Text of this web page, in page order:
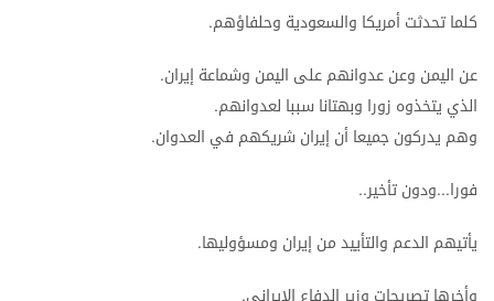
كلماتحدثتأمريكا والسعودية وحلفاؤهم.
عن اليمن وعنعدوانهمعلى اليمن وشماعة إيران.
الذي يتخذوه زورا وبهتانا سببا لعدوانهم.
وهم يدركونجميعاأن إيران شريكهم في العدوان.
فورا...ودونتأخير..
يأتيهم الدعم والتأييدمن إيران ومسؤوليها.
.